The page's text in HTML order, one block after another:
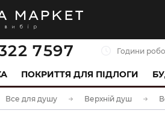
7597 Години
ПОКРИТТЯ ДЛЯ ПІДЛОГИ
Все для душу Верхній душ